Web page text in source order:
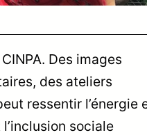
Des images
des ateliers
ressentir l’énergie
sociale